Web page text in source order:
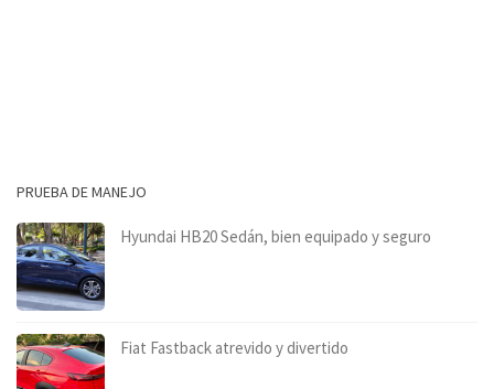
PRUEBA DE MANEJO
Hyundai HB20 Sedán, bien equipado y seguro
Fiat Fastback atrevido y divertido